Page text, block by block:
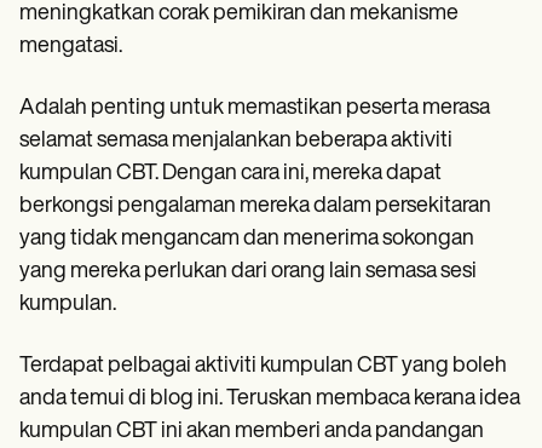
meningkatkan corak pemikiran dan mekanisme
mengatasi.
Adalah penting untuk memastikan peserta merasa
selamat semasa menjalankan beberapa aktiviti
kumpulan CBT. Dengan cara ini, mereka dapat
berkongsi pengalaman mereka dalam persekitaran
yang tidak mengancam dan menerima sokongan
yang mereka perlukan dari orang lain semasa sesi
kumpulan.
Terdapat pelbagai aktiviti kumpulan CBT yang boleh
anda temui di blog ini. Teruskan membaca kerana idea
kumpulan CBT ini akan memberi anda pandangan